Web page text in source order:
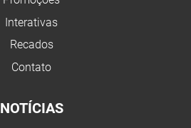
Interativas
Recados
Contato
NOTÍCIAS